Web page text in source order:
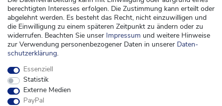
berechtigten Interesses erfolgen. Die Zustimmung kann erteilt oder
abgelehnt werden. Es besteht das Recht, nicht einzuwilligen und
die Einwilligung zu einem späteren Zeitpunkt zu ändern oder zu
widerrufen. Beachten Sie unser Impressum und weitere Hinweise
zur Verwendung personenbezogener Daten in unserer Daten­
schutz­erklärung.
Essenziell
Statistik
Externe Medien
PayPal
Widerrufsformular
Kontakt
kontakt@kinderspieleland.de
Montag, Dienstag, Freitag von 7.30 bis 15.00 Uhr
Anrufe aus dem dt. Festnetz zum Ortstarif, Preise aus dem Mobilfunknetz ggf.
abweichend (abhängig vom Provider).